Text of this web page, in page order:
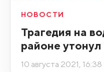
НОВОСТИ
Трагедия на
районе
10 августа 2021, 16:38